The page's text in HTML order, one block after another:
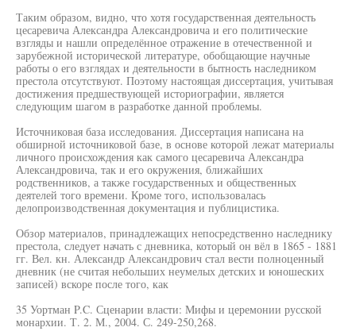
Таким образом, видно, что хотя государственная деятельность
цесаревича Александра Александровича и его политические
взгляды и нашли определённое отражение в отечественной и
зарубежной исторической литературе, обобщающие научные
работы о его взглядах и деятельности в бытность наследником
престола отсутствуют. Поэтому настоящая диссертация, учитывая
достижения предшествующей историографии, является
следующим шагом в разработке данной проблемы.
Источниковая база исследования. Диссертация написана на
обширной источниковой базе, в основе которой лежат материалы
личного происхождения как самого цесаревича Александра
Александровича, так и его окружения, ближайших
родственников, а также государственных и общественных
деятелей того времени. Кроме того, использовалась
делопроизводственная документация и публицистика.
Обзор материалов, принадлежащих непосредственно наследнику
престола, следует начать с дневника, который он вёл в 1865 - 1881
гг. Вел. кн. Александр Александрович стал вести полноценный
дневник (не считая небольших неумелых детских и юношеских
записей) вскоре после того, как
35 Уортман P.C. Сценарии власти: Мифы и церемонии русской
монархии. Т. 2. М., 2004. С. 249-250,268.